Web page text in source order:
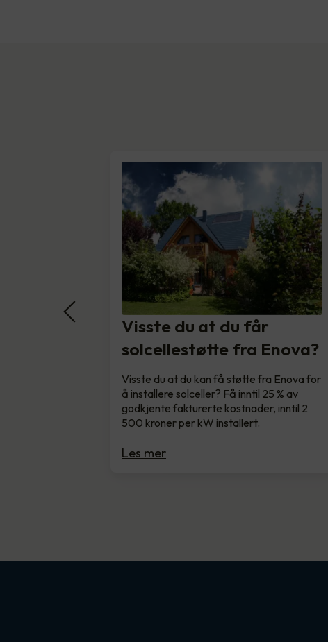
Visste du at du får
solcellestøtte fra Enova?
Visste du at du kan få støtte fra Enova for
å installere solceller? Få inntil 25 % av
godkjente fakturerte kostnader, inntil 2
500 kroner per kW installert.
Les mer